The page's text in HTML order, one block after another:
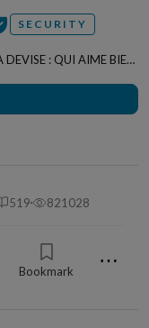
SECURITY
519 821028
Bookmark ⋯